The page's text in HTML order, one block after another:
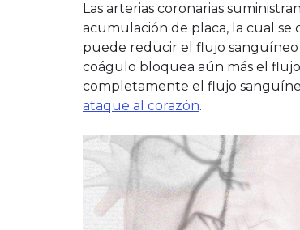
Las arterias coronarias
acumulación de placa, la cual se
puede reducir el flujo sanguíneo
coágulo bloquea aún más el
completamente el flujo
ataque al corazón.